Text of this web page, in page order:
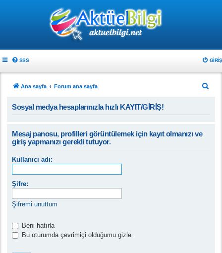
SSS GIRIŞ
Ana sayfa Forum ana sayfa
Sosyal medya hesaplarınızla hızlı KAYIT/GİRİŞ!
Mesaj panosu, profilleri görüntülemek için kayıt olmanızı ve
giriş yapmanızı gerekli tutuyor.
Kullanıcı adı:
Şifre:
Şifremi unuttum
Beni hatırla
Bu oturumda çevrimiçi olduğumu gizle